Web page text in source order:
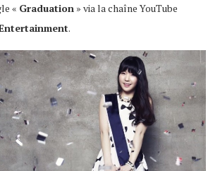
« Graduation » via la chaîne YouTube
.